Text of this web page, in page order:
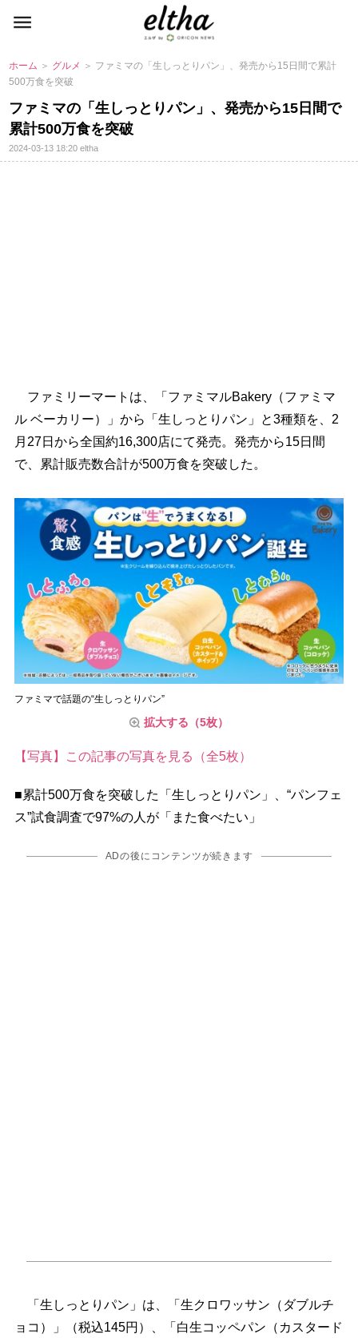
ホーム ＞ グルメ ＞ ファミマの「生しっとりパン」、発売から15日間で累計
500万食を突破
ファミマの「生しっとりパン」、発売から15日間で
累計500万食を突破
2024-03-13 18:20eltha
ファミリーマートは、「ファミマルBakery（ファミマ
ル ベーカリー）」から「生しっとりパン」と3種類を、2
月27日から全国約16,300店にて発売。発売から15日間
で、累計販売数合計が500万食を突破した。
ファミマで話題の“生しっとりパン”
拡大する（5枚）
【写真】この記事の写真を見る（全5枚）
■累計500万食を突破した「生しっとりパン」、“パンフェ
ス”試食調査で97%の人が「また食べたい」
ADの後にコンテンツが続きます
「生しっとりパン」は、「生クロワッサン（ダブルチ
ョコ）」（税込145円）、「白生コッペパン（カスタード